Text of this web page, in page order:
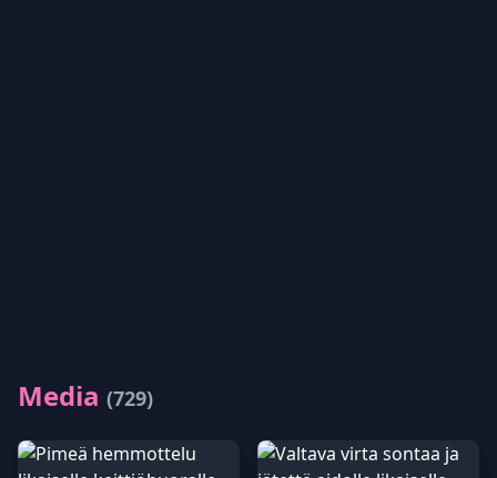
Media (729)